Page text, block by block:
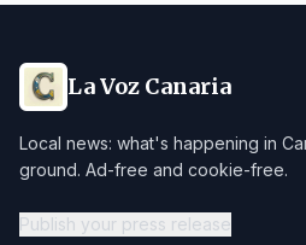
La Voz Canaria
Local news: what's happening in
ground. Ad-free and cookie-free.
Publish your press release